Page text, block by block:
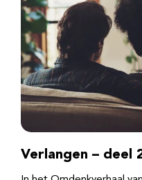
Verlangen – deel